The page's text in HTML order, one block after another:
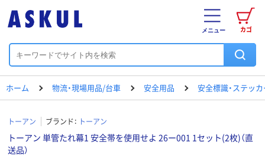
カゴ
メニュー
ホーム 物流・現場用品/台車 安全用品 安全標識・ステッ
トーアン ブランド： トーアン
トーアン 単管たれ幕1 安全帯を使用せよ 26ー001 1セット(2枚)（直
送品）